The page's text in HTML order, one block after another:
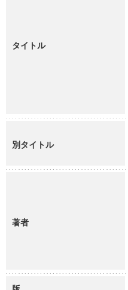
タイトル
別タイトル
著者